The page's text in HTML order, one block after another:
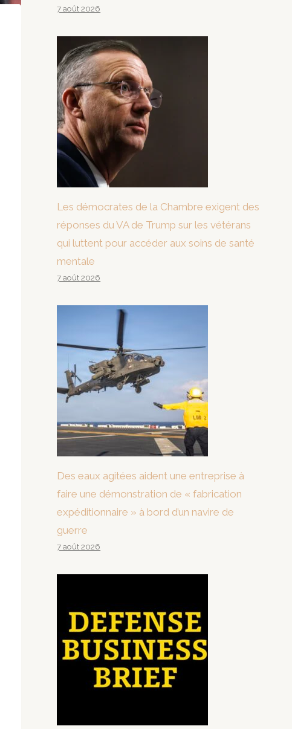
7 août 2026
Les démocrates de la Chambre exigent des
réponses du VA de Trump sur les vétérans
qui luttent pour accéder aux soins de santé
mentale
7 août 2026
Des eaux agitées aident une entreprise à
faire une démonstration de « fabrication
expéditionnaire » à bord d’un navire de
guerre
7 août 2026